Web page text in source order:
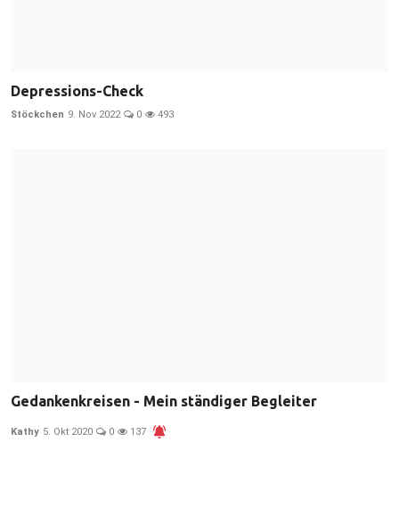
Depressions-Check
Stöckchen 9. Nov 2022 0 493
Gedankenkreisen - Mein ständiger Begleiter
Kathy 5. Okt 2020 0 137